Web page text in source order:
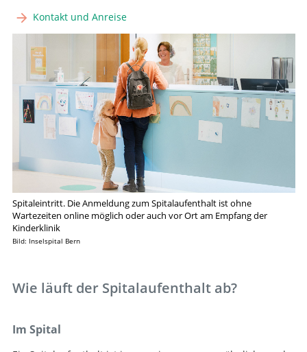
Kontakt und Anreise
​Spitaleintritt. Die Anmeldung zum Spitalaufenthalt ist ohne
Wartezeiten online möglich oder auch vor Ort am Empfang der
Kinderklinik
Bild: Inselspital Bern
Wie läuft der Spitalaufenthalt ab?
Im Spital